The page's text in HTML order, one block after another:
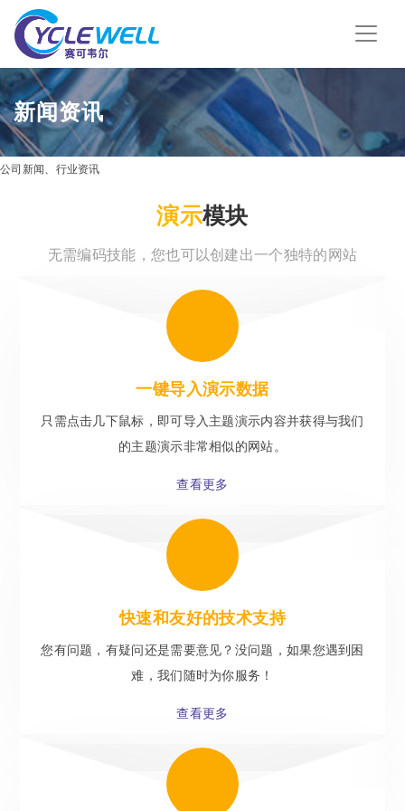
新闻资讯
公司新闻、行业资讯
演示模块
无需编码技能，您也可以创建出一个独特的网站
一键导入演示数据
只需点击几下鼠标，即可导入主题演示内容并获得与我们
的主题演示非常相似的网站。
查看更多
快速和友好的技术支持
您有问题，有疑问还是需要意见？没问题，如果您遇到困
难，我们随时为你服务！
查看更多